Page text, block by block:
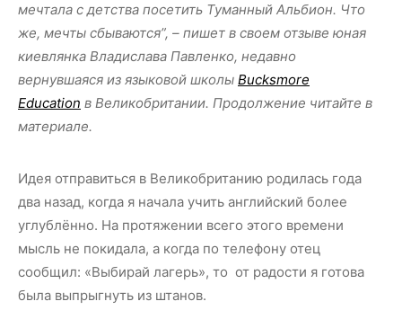
мечтала с детства посетить Туманный Альбион. Что
же, мечты сбываются”, – пишет в своем отзыве юная
киевлянка Владислава Павленко, недавно
вернувшаяся из языковой школы Bucksmore
Education в Великобритании. Продолжение читайте в
материале.
Идея отправиться в Великобританию родилась года
два назад, когда я начала учить английский более
углублённо. На протяжении всего этого времени
мысль не покидала, а когда по телефону отец
сообщил: «Выбирай лагерь», то от радости я готова
была выпрыгнуть из штанов.